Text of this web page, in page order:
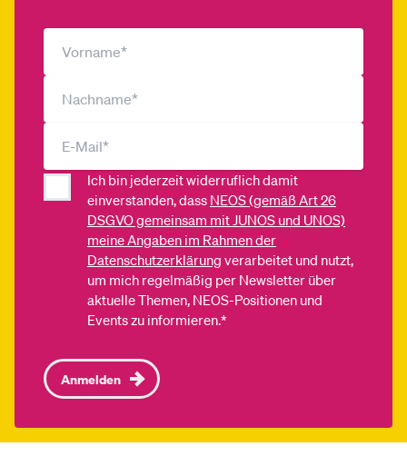
Ich bin jederzeit widerruflich damit
einverstanden, dass NEOS (gemäß Art 26
DSGVO gemeinsam mit JUNOS und UNOS)
meine Angaben im Rahmen der
Datenschutzerklärung verarbeitet und nutzt,
um mich regelmäßig per Newsletter über
aktuelle Themen, NEOS-Positionen und
Events zu informieren.*
Anmelden